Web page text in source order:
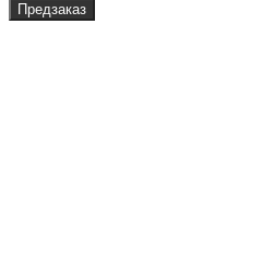
Предзаказ